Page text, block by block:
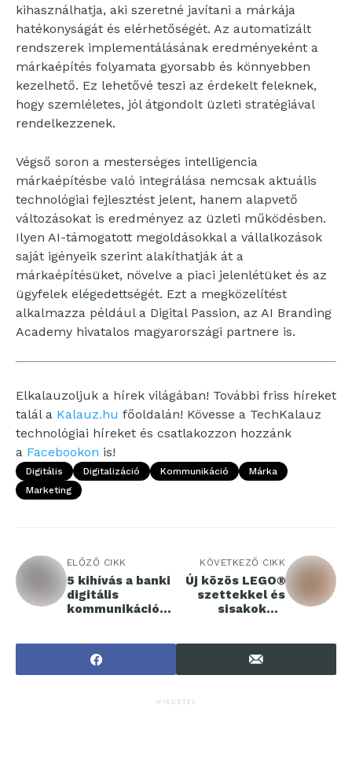
kihasználhatja, aki szeretné javítani a márkája
hatékonyságát és elérhetőségét. Az automatizált
rendszerek implementálásának eredményeként a
márkaépítés folyamata gyorsabb és könnyebben
kezelhető. Ez lehetővé teszi az érdekelt feleknek,
hogy szemléletes, jól átgondolt üzleti stratégiával
rendelkezzenek.
Végső soron a mesterséges intelligencia
márkaépítésbe való integrálása nemcsak aktuális
technológiai fejlesztést jelent, hanem alapvető
változásokat is eredményez az üzleti működésben.
Ilyen AI-támogatott megoldásokkal a vállalkozások
saját igényeik szerint alakíthatják át a
márkaépítésüket, növelve a piaci jelenlétüket és az
ügyfelek elégedettségét. Ezt a megközelítést
alkalmazza például a Digital Passion, az AI Branding
Academy hivatalos magyarországi partnere is.
Elkalauzoljuk a hírek világában! További friss híreket
talál a Kalauz.hu főoldalán! Kövesse a TechKalauz
technológiai híreket és csatlakozzon hozzánk
a Facebookon is!
Digitális Digitalizáció Kommunikáció
Márka
Marketing
ELŐZŐ CIKK
5 kihívás a banki
digitális
kommunikációba
KÖVETKEZŐ CIKK
Új közös LEGO®
szettekkel és
sisakokkal
Csoport és a
McLaren
Mastercard
HIRDETÉS